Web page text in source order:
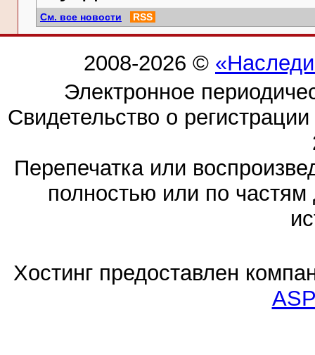
См. все новости RSS
2008-2026 ©
Электронное
Свидетельство о
Перепечатка или
полностью или по частям
Хостинг предоставлен